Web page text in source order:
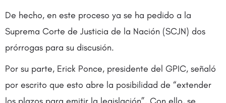
De hecho, en este proceso ya se ha pedido a la
Suprema Corte de Justicia de la Nación (SCJN) dos
prórrogas para su discusión.
Por su parte, Erick Ponce, presidente del GPIC, señaló
por escrito que esto abre la posibilidad de “extender